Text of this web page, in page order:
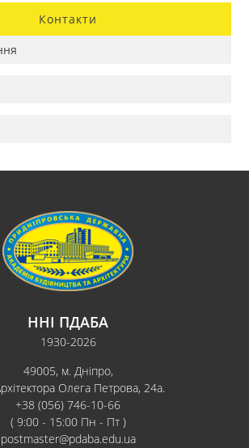
Контакти
ННІ ПДАБА
1930-2026
49005, м. Дніпро,
Олега Петрова, 24а.
+38 (056) 746-10-66
( 9:00 - 15:00 Пн - Пт )
postmaster@pdaba.edu.ua